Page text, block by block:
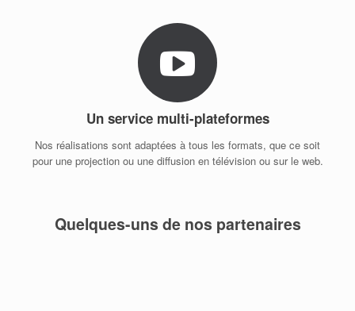
Un service multi-plateformes
Nos réalisations sont adaptées à tous les formats, que ce soit
pour une projection ou une diffusion en télévision ou sur le web.
Quelques-uns de nos partenaires